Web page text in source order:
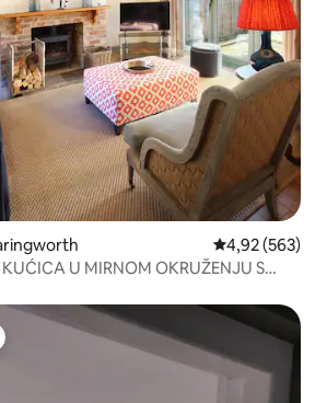
Prosječna
4,92 (563)
U MIRNOM OKRUŽENJU S